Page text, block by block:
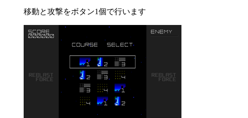
移動と攻撃をボタン1個で行います